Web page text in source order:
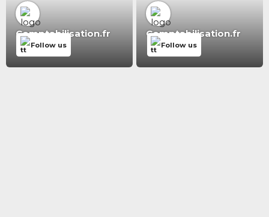
Comptabilisation.fr
Follow us
Comptabilisation.fr
Follow us